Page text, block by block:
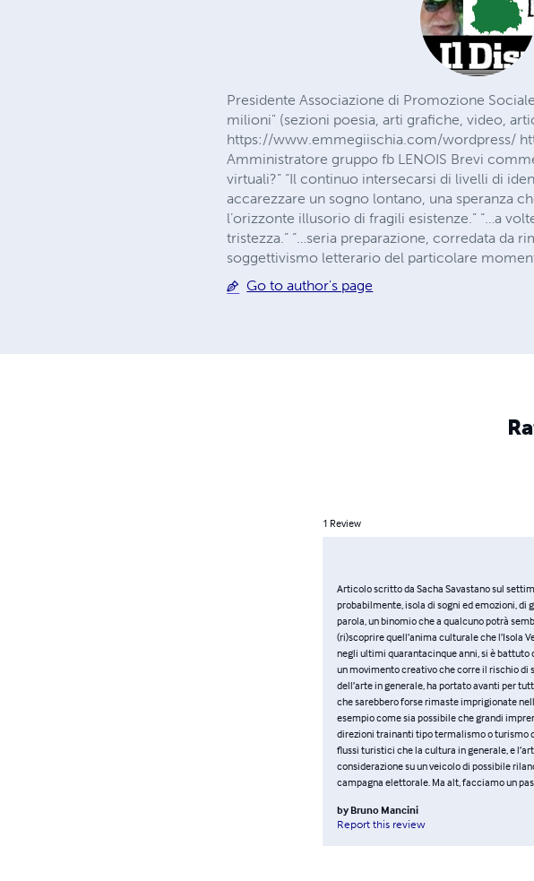
Presidente Associazione di Promozione
milioni" (sezioni poesia, arti grafiche, video,
https://www.emmegiischia.com/wordpress/
Amministratore gruppo fb LENOIS Brevi
virtuali?” “Il continuo intersecarsi di livelli di
accarezzare un sogno lontano, una speranza
l’orizzonte illusorio di fragili esistenze.” “…a
tristezza.” “…seria preparazione, corredata da
soggettivismo letterario del particolare
Go to author's page
1 Review
Articolo scritto da Sacha Savastano sul
probabilmente, isola di sogni ed emozioni, di
parola, un binomio che a qualcuno potrà
(ri)scoprire quell’anima culturale che l’Isola
negli ultimi quarantacinque anni, si è battuto
un movimento creativo che corre il rischio di
dell’arte in generale, ha portato avanti per
che sarebbero forse rimaste imprigionate
esempio come sia possibile che grandi
direzioni trainanti tipo termalismo o turismo
flussi turistici che la cultura in generale, e
considerazione su un veicolo di possibile
campagna elettorale. Ma alt, facciamo un
by Bruno Mancini
Report this review